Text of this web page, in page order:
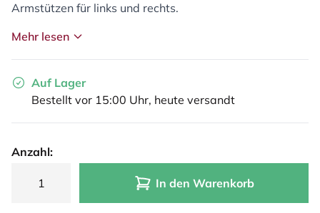
Armstützen für links und rechts.
Mehr lesen
Auf Lager
Bestellt vor 15:00 Uhr, heute versandt
Anzahl:
In den Warenkorb